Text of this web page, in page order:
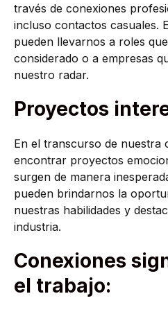
través de conexiones
incluso contactos casuales.
pueden llevarnos a roles
considerado o a empresas
nuestro radar.
Proyectos
En el transcurso de nuestra
encontrar proyectos
surgen de manera
pueden brindarnos la
nuestras habilidades y
industria.
Conexiones
el trabajo: